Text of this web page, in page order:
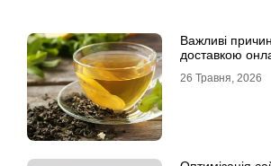
Важливі
доставкою
26 Травня, 2026